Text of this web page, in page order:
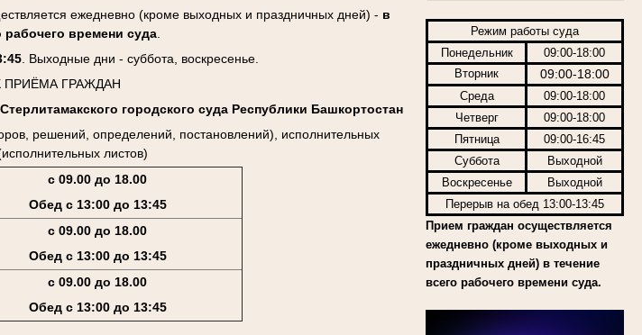
Режим работы суда
Понедельник
09:00-18:00
Вторник
09:00-18:00
Среда
09:00-18:00
Четверг
09:00-18:00
Пятница
09:00-16:45
Суббота
Выходной
Воскресенье
Выходной
Перерыв на обед 13:00-13:45
Прием граждан осуществляется
ежедневно (кроме выходных и
праздничных дней) в течение
всего рабочего времени суда.
ежедневно (кроме выходных и праздничных дней) - в
рабочего времени суда.
. Выходные дни - суббота, воскресенье.
ПРИЁМА ГРАЖДАН
городского суда Республики Башкортостан
решений, определений, постановлений), исполнительных
листов)
с 09.00 до 18.00
Обед с 13:00 до 13:45
с 09.00 до 18.00
Обед с 13:00 до 13:45
с 09.00 до 18.00
Обед с 13:00 до 13:45